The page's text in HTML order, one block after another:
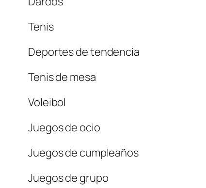
Tenis
Deportes de tendencia
Tenis de mesa
Voleibol
Juegos de ocio
Juegos de cumpleaños
Juegos de grupo